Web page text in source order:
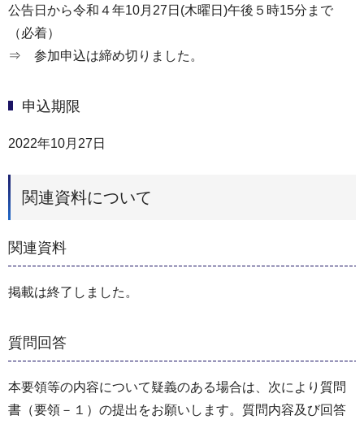
公告日から令和４年10月27日(木曜日)午後５時15分まで
（必着）
⇒ 参加申込は締め切りました。
申込期限
2022年10月27日
関連資料について
関連資料
掲載は終了しました。
質問回答
本要領等の内容について疑義のある場合は、次により質問
書（要領－１）の提出をお願いします。質問内容及び回答